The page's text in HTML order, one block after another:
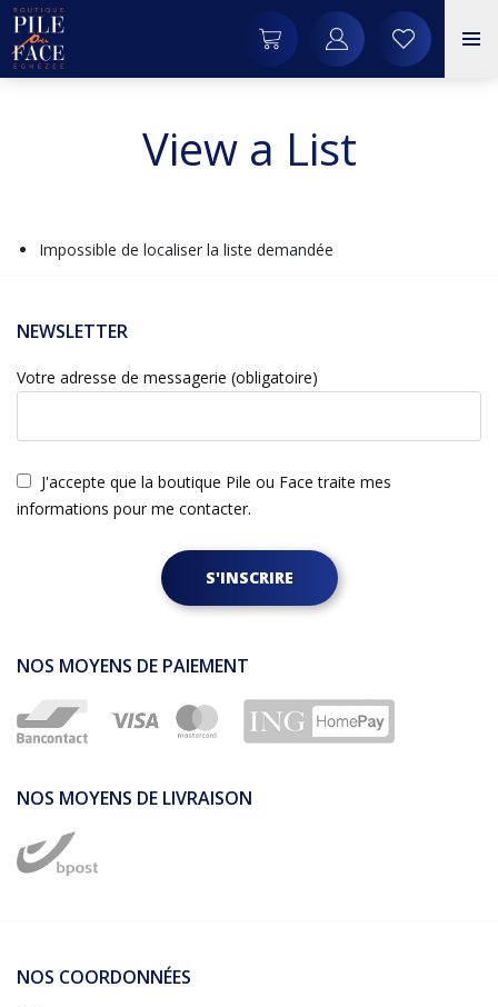
View a List
Impossible de localiser la liste demandée
NEWSLETTER
Votre adresse de messagerie (obligatoire)
J'accepte que la boutique Pile ou Face traite mes
informations pour me contacter.
S'INSCRIRE
NOS MOYENS DE PAIEMENT
NOS MOYENS DE LIVRAISON
NOS COORDONNÉES